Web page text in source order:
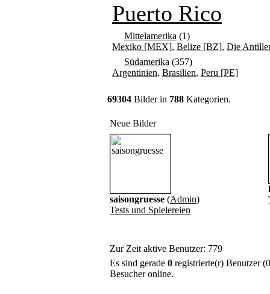
Puerto Rico
Mittelamerika (1)
Mexiko [MEX], Belize [BZ], Die
Südamerika (357)
Argentinien, Brasilien, Peru [PE]
69304 Bilder in 788 Kategorien.
Neue Bilder
saisongruesse (Admin)
Tests und Spielereien
Zur Zeit aktive Benutzer: 779
Es sind gerade 0 registrierte(r) Benutzer
Besucher online.